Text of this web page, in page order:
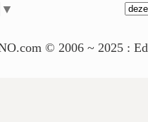
▼
© 2006 ~ 2025 :